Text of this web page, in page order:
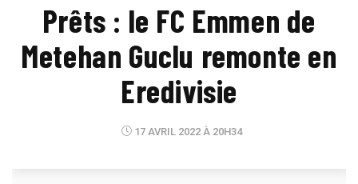
Prêts : le FC Emmen de
Metehan Guclu remonte en
Eredivisie
17 AVRIL 2022 À 20H34